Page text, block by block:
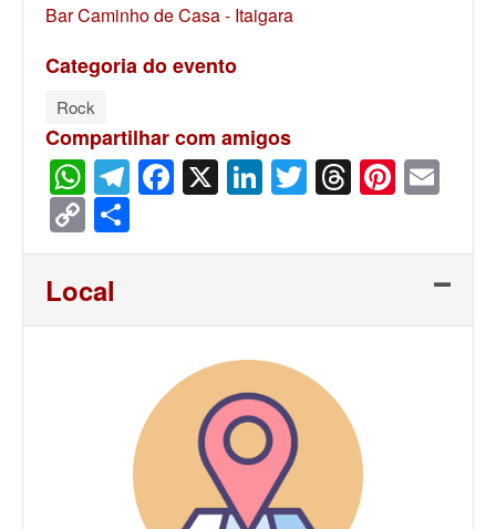
Bar Caminho de Casa - Itaigara
Categoria do evento
Rock
Compartilhar com amigos
WhatsApp
Telegram
Facebook
X LinkedIn
Twitter
Threads
Copy
Link
Local